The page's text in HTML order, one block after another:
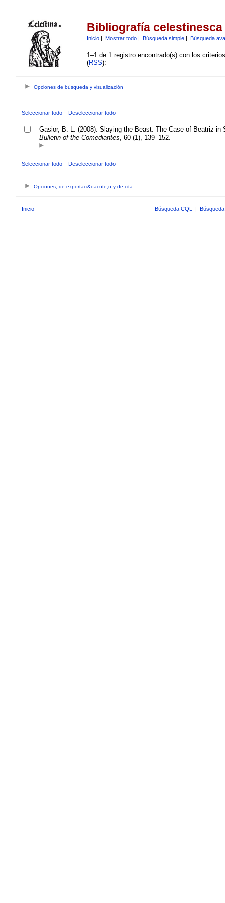
Bibliografía celestinesca
Inicio| Mostrar todo| Búsqueda simple| Búsqueda
1–1 de 1 registro encontrado(s) con los
(RSS):
Opciones de búsqueda y visualización
Seleccionar todo Deseleccionar todo
Gasior, B. L. (2008). Slaying the Beast: The Case of Beatriz
Bulletin of the Comediantes , 60 (1), 139–152.
Seleccionar todo Deseleccionar todo
Opciones, de exportaci&oacute;n y de cita
Inicio Búsqueda CQL |